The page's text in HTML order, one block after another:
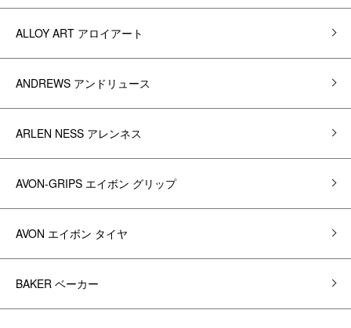
ALLOY ART アロイアート
ANDREWS アンドリュース
ARLEN NESS アレンネス
AVON-GRIPS エイボン グリップ
AVON エイボン タイヤ
BAKER ベーカー